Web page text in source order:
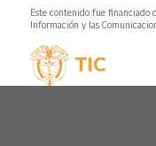
Este contenido fue financiado
Información y las